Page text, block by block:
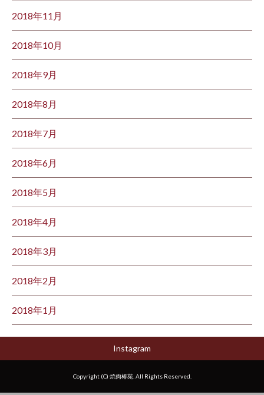
2018年11月
2018年10月
2018年9月
2018年8月
2018年7月
2018年6月
2018年5月
2018年4月
2018年3月
2018年2月
2018年1月
Instagram
Copyright (C) 焼肉椿苑. All Rights Reserved.